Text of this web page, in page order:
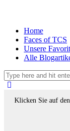
Home
Faces of TCS
Unsere
Alle
Klicken Sie auf